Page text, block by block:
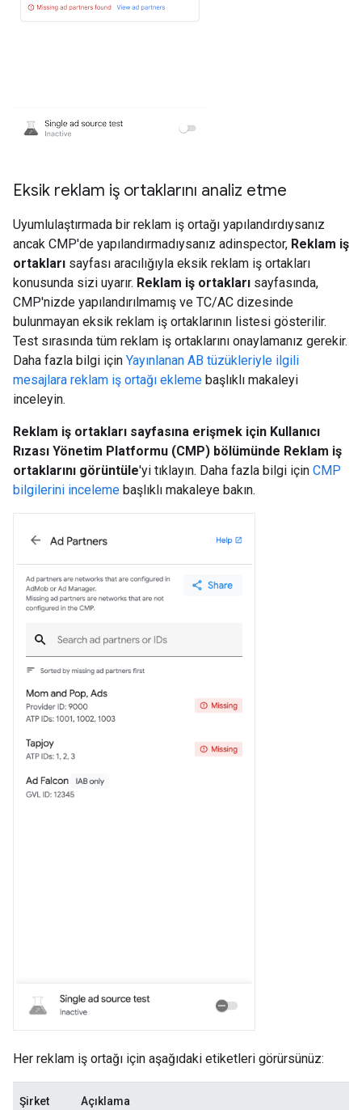
Eksik reklam iş ortaklarını analiz etme
Uyumlulaştırmada bir reklam iş ortağı yapılandırdıysanız
ancak CMP'de yapılandırmadıysanız adinspector, Reklam iş
ortakları sayfası aracılığıyla eksik reklam iş ortakları
konusunda sizi uyarır. Reklam iş ortakları sayfasında,
CMP'nizde yapılandırılmamış ve TC/AC dizesinde
bulunmayan eksik reklam iş ortaklarının listesi gösterilir.
Test sırasında tüm reklam iş ortaklarını onaylamanız gerekir.
Daha fazla bilgi için Yayınlanan AB tüzükleriyle ilgili
mesajlara reklam iş ortağı ekleme başlıklı makaleyi
inceleyin.
Reklam iş ortakları sayfasına erişmek için Kullanıcı
Rızası Yönetim Platformu (CMP) bölümünde Reklam iş
ortaklarını görüntüle'yi tıklayın. Daha fazla bilgi için CMP
bilgilerini inceleme başlıklı makaleye bakın.
Her reklam iş ortağı için aşağıdaki etiketleri görürsünüz:
Şirket Açıklama